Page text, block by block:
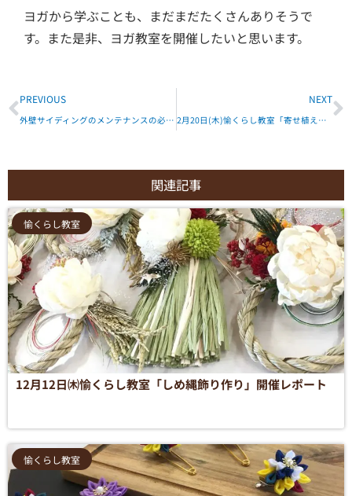
ヨガから学ぶことも、 まだまだたくさんありそうで
す。また是非、ヨガ教室を開催したいと思います。
Prev
PREVIOUS
外壁サイディングのメンテナンスの必要性とその時期は？
NEXT
2月20日(木)愉くらし教室「寄せ植え：ハンギングテラリウム」開催レポート
関連記事
愉くらし教室
12月12日㈭愉くらし教室「しめ縄飾り作り」開催レポート
愉くらし教室